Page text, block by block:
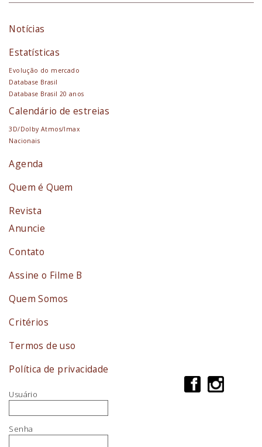
Notícias
Estatísticas
Evolução do mercado
Database Brasil
Database Brasil 20 anos
Calendário de estreias
3D/Dolby Atmos/Imax
Nacionais
Agenda
Quem é Quem
Revista
Anuncie
Contato
Assine o Filme B
Quem Somos
Critérios
Termos de uso
Política de privacidade
Usuário
Senha